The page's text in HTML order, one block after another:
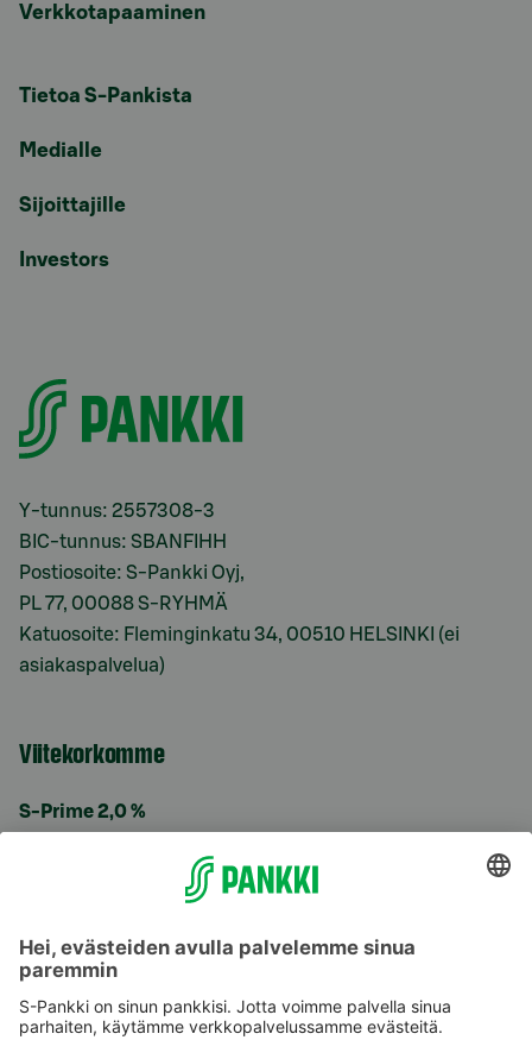
Verkkotapaaminen
Tietoa S-Pankista
Medialle
Sijoittajille
Investors
Y-tunnus: 2557308-3
BIC-tunnus: SBANFIHH
Postiosoite: S-Pankki Oyj,
PL 77, 00088 S-RYHMÄ
Katuosoite: Fleminginkatu 34, 00510 HELSINKI (ei
asiakaspalvelua)
Viitekorkomme
S-Prime 2,0 %